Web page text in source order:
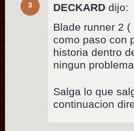
3 DECKARD dijo:
Blade runner 2
como paso con
historia dentro
ningun
Salga lo que
continuacion